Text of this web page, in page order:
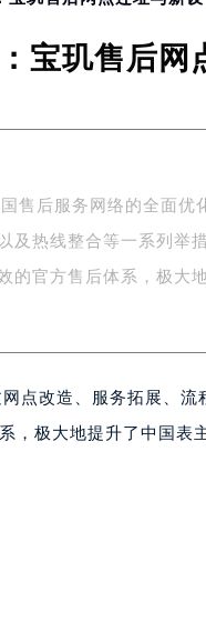
约）
1706室（需提前预约）
前预约）
层07室（需提前预约）
约）
宝玑售后网
售后服务网络的全面优
及热线整合等一系列举措
的官方售后体系，极大
点改造、服务拓展、流
，极大地提升了中国表